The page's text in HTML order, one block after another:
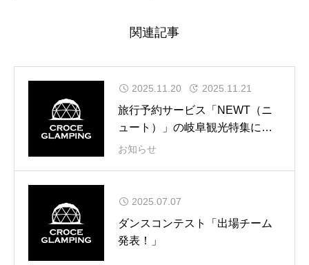
関連記事
2025.11.20 2025.11.21
旅行予約サービス「NEWT（ニ
ュート）」の岐阜観光特集に
て、CROCE GLAMPINGをご紹
お知らせ
2025.07.07
ダンスコンテスト「出場チーム
発表！」